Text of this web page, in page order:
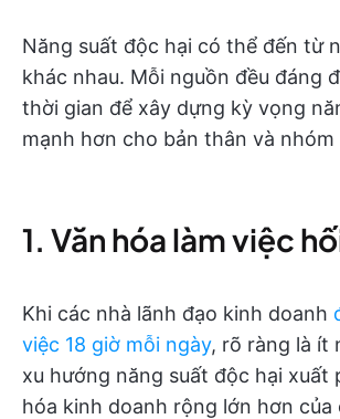
Năng suất độc hại có thể đến từ
khác nhau. Mỗi nguồn đều đáng
thời gian để xây dựng kỳ vọng
mạnh hơn cho bản thân và nhóm
1. Văn hóa làm việc
Khi các nhà lãnh đạo kinh doanh
việc 18 giờ mỗi ngày, rõ ràng là ít
xu hướng năng suất độc hại xuất
hóa kinh doanh rộng lớn hơn của